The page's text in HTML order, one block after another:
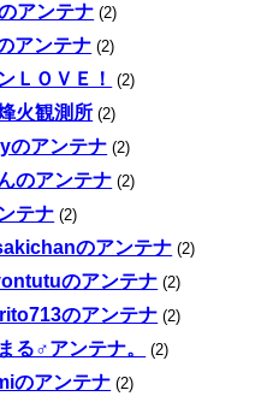
アンテナ (2)
アンテナ (2)
ＬＯＶＥ！ (2)
火観測所 (2)
のアンテナ (2)
のアンテナ (2)
テナ (2)
のアンテナ (2)
のアンテナ (2)
のアンテナ (2)
る♂アンテナ。 (2)
のアンテナ (2)